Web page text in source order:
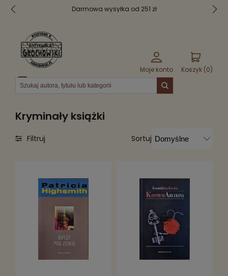
Darmowa wysyłka od 251 zł
Moje konto Koszyk (0)
Menu
Kryminały książki
Sortuj
Filtruj